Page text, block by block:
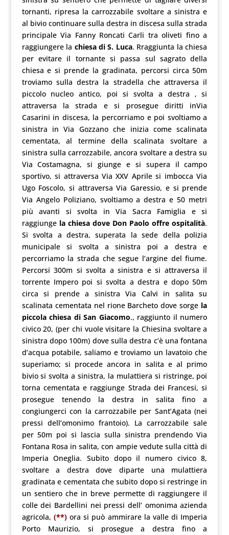
tornanti, ripresa la carrozzabile svoltare a sinistra e
al bivio continuare sulla destra in discesa sulla strada
principale Via Fanny Roncati Carli tra oliveti fino a
raggiungere la chiesa di S. Luca. Rraggiunta la chiesa
per evitare il tornante si passa sul sagrato della
chiesa e si prende la gradinata, percorsi circa 50m
troviamo sulla destra la stradella che attraversa il
piccolo nucleo antico, poi si svolta a destra , si
attraversa la strada e si prosegue diritti inVia
Casarini in discesa, la percorriamo e poi svoltiamo a
sinistra in Via Gozzano che inizia come scalinata
cementata, al termine della scalinata svoltare a
sinistra sulla carrozzabile, ancora svoltare a destra su
Via Costamagna, si giunge e si supera il campo
sportivo, si attraversa Via XXV Aprile si imbocca Via
Ugo Foscolo, si attraversa Via Garessio, e si prende
Via Angelo Poliziano, svoltiamo a destra e 50 metri
più avanti si svolta in Via Sacra Famiglia e si
raggiunge la chiesa dove Don Paolo offre ospitalità.
Si svolta a destra, superata la sede della polizia
municipale si svolta a sinistra poi a destra e
percorriamo la strada che segue l’argine del fiume.
Percorsi 300m si svolta a sinistra e si attraversa il
torrente Impero poi si svolta a destra e dopo 50m
circa si prende a sinistra Via Calvi in salita su
scalinata cementata nel rione Barcheto dove sorge la
piccola chiesa di San Giacomo., raggiunto il numero
civico 20, (per chi vuole visitare la Chiesina svoltare a
sinistra dopo 100m) dove sulla destra c’è una fontana
d’acqua potabile, saliamo e troviamo un lavatoio che
superiamo; si procede ancora in salita e al primo
bivio si svolta a sinistra, la mulattiera si ristringe, poi
torna cementata e raggiunge Strada dei Francesi, si
prosegue tenendo la destra in salita fino a
congiungerci con la carrozzabile per Sant’Agata (nei
pressi dell’omonimo frantoio). La carrozzabile sale
per 50m poi si lascia sulla sinistra prendendo Via
Fontana Rosa in salita, con ampie vedute sulla città di
Imperia Oneglia. Subito dopo il numero civico 8,
svoltare a destra dove diparte una mulattiera
gradinata e cementata che subito dopo si restringe in
un sentiero che in breve permette di raggiungere il
colle dei Bardellini nei pressi dell’ omonima azienda
agricola, (**)ora si può ammirare la valle di Imperia
Porto Maurizio, si prosegue a destra fino a